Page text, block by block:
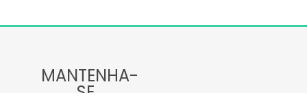
MANTENHA-